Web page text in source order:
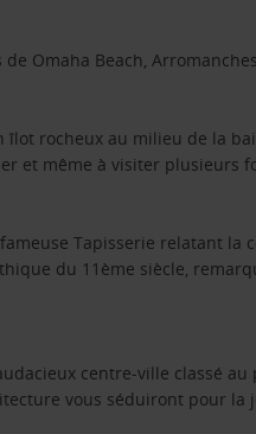
Omaha Beach,
rocheux au milieu de la
et même à visiter plusieurs
Tapisserie relatant la
du 11ème siècle,
centre-ville classé au
vous séduiront pour la